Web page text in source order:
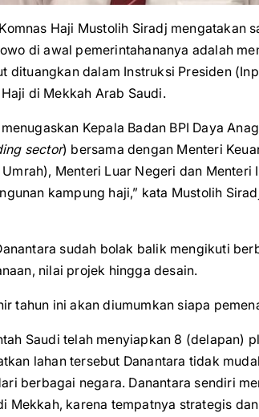
Haji Mustolih Siradj mengatakan
di awal pemerintahananya adalah
dituangkan dalam Instruksi Presiden
di Mekkah Arab Saudi.
Kepala Badan BPI Daya
sector) bersama dengan Menteri
Menteri Luar Negeri dan
kampung haji,” kata Mustolih
sudah bolak balik mengikuti
nilai projek hingga desain.
tahun ini akan diumumkan siapa
Saudi telah menyiapkan 8 (delapan)
lahan tersebut Danantara tidak
berbagai negara. Danantara sendiri
Mekkah, karena tempatnya strategis